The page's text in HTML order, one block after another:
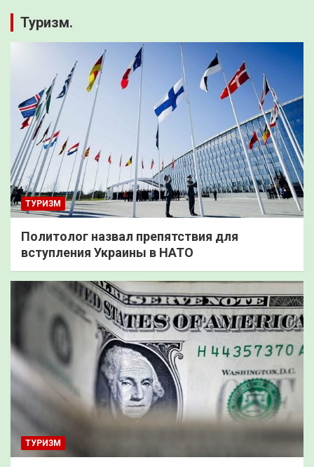
Туризм.
ТУРИЗМ
Политолог назвал препятствия для
вступления Украины в НАТО
ТУРИЗМ